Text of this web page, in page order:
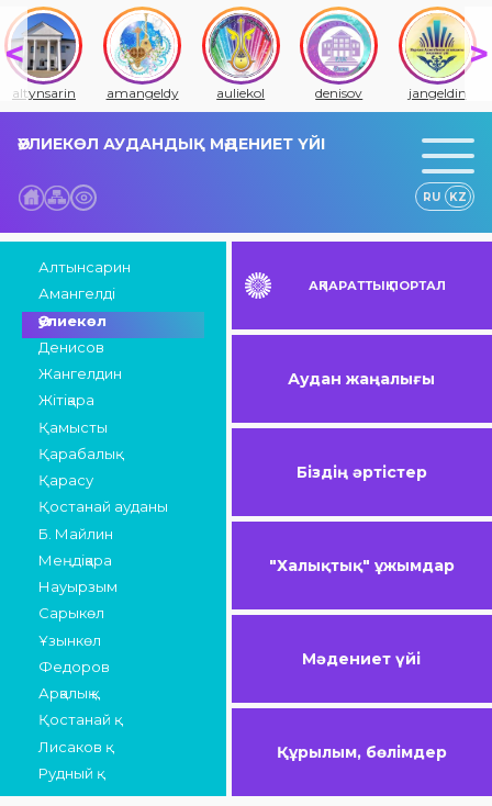
altynsarin amangeldy auliekol denisov jangeldin
ӘУЛИЕКӨЛ АУДАНДЫҚ МӘДЕНИЕТ ҮЙІ
RU KZ
Алтынсарин
Амангелді
Әулиекөл
Денисов
Жангелдин
Жітіқара
Қамысты
Қарабалық
Қарасу
Қостанай ауданы
Б. Майлин
Меңдіқара
Науырзым
Сарыкөл
Ұзынкөл
Федоров
Арқалық қ.
Қостанай қ.
Лисаков қ.
Рудный қ.
АҚПАРАТТЫҚ ПОРТАЛ
Аудан жаңалығы
Біздің әртістер
"Халықтық" ұжымдар
Мәдениет үйі
Құрылым, бөлімдер